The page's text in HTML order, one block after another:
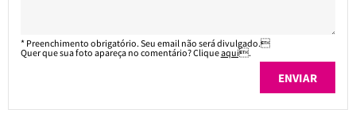
* Preenchimento obrigatório. Seu email não será divulgado.
Quer que sua foto apareça no comentário? Cliqueaqui.